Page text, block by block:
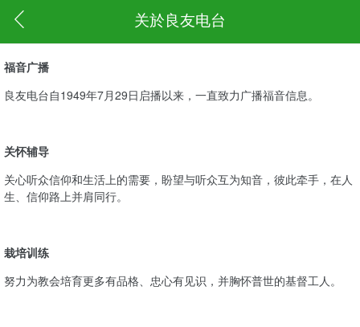
关於良友电台
福音广播
良友电台自1949年7月29日启播以来，一直致力广播福音信息。
关怀辅导
关心听众信仰和生活上的需要，盼望与听众互为知音，彼此牵手，在人
生、信仰路上并肩同行。
栽培训练
努力为教会培育更多有品格、忠心有见识，并胸怀普世的基督工人。